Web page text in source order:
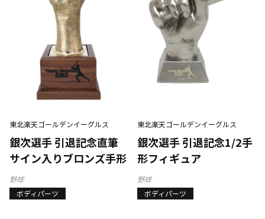
東北楽天ゴールデンイーグルス
銀次選手 引退記念直筆
サイン入りブロンズ手形
野球
ボディパーツ
東北楽天ゴールデンイーグルス
銀次選手 引退記念1/2手
形フィギュア
野球
ボディパーツ